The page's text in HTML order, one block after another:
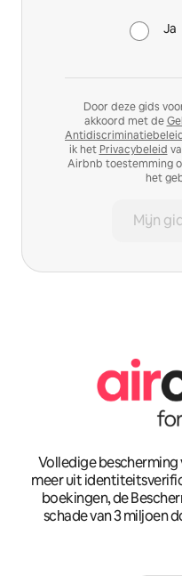
Ja
Door deze gids
akkoord met de
ik het Privacybeleid
Airbnb toestemming
het
Mijn
Volledige
meer uit
boekingen, de
schade van 3 miljoen